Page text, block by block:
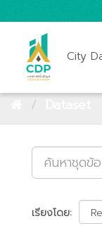
City
เรียงโดย